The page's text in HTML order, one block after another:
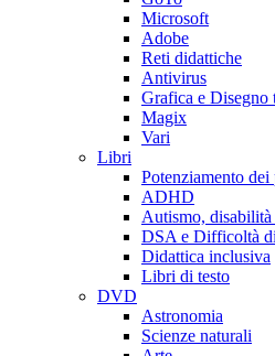
Microsoft
Adobe
Reti didattiche
Antivirus
Grafica e Disegno
Magix
Vari
Libri
Potenziamento
ADHD
Autismo,
DSA e Difficoltà
Didattica inclusiva
Libri di testo
DVD
Astronomia
Scienze naturali